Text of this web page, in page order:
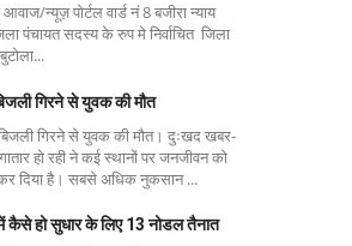
न्यूज़ पोर्टल वार्ड नं 8 बजीरा न्याय
पंचायत सदस्य के रुप मे निर्वाचित जिला
गिरने से युवक की मौत
गिरने से युवक की मौत। दुःखद खबर-
हो रही ने कई स्थानों पर जनजीवन को
दिया है। सबसे अधिक नुकसान ...
में कैसे हो सुधार के लिए 13 नोडल तैनात